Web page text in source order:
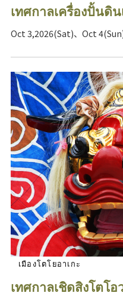
เทศกาลเครื่องปั้นดิ
Oct 3,2026(Sat)、Oct
เมืองโตโยอาเกะ
เทศกาลเชิดสิงโตโอ